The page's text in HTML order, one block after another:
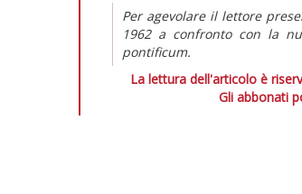
Per agevolare il lettore
1962 a confronto con la
pontificum.
La lettura dell'articolo è
Gli abbonati